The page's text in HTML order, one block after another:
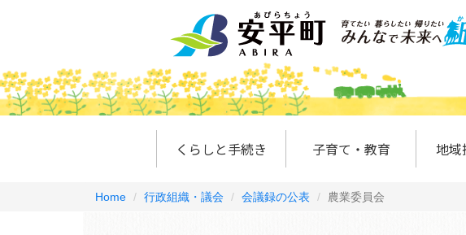
くらしと手続き 子育て・教育 地域
Home 行政組織・議会 会議録の公表 農業委員会